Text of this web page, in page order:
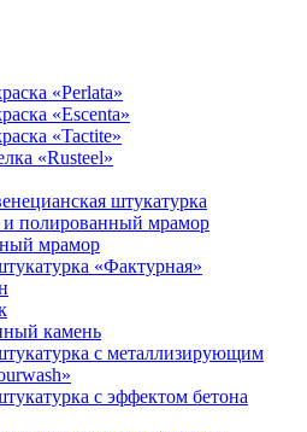
«Perlata»
«Escenta»
«Tactite»
«Rusteel»
штукатурка
полированный мрамор
мрамор
«Фактурная»
камень
с металлизирующим
с эффектом бетона